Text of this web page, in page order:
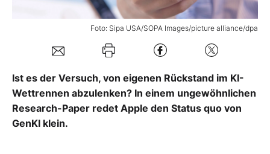
Folgen Sie unsFoto: Sipa USA/SOPA Images/picture alliance/dpa
Ist es der Versuch, von eigenen Rückstand im KI-
Wettrennen abzulenken? In einem ungewöhnlichen
Research-Paper redet Apple den Status quo von
GenKI klein.